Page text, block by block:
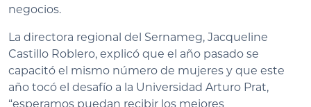
negocios.
La directora regional del Sernameg, Jacqueline
Castillo Roblero, explicó que el año pasado se
capacitó el mismo número de mujeres y que este
año tocó el desafío a la Universidad Arturo Prat,
“esperamos puedan recibir los mejores